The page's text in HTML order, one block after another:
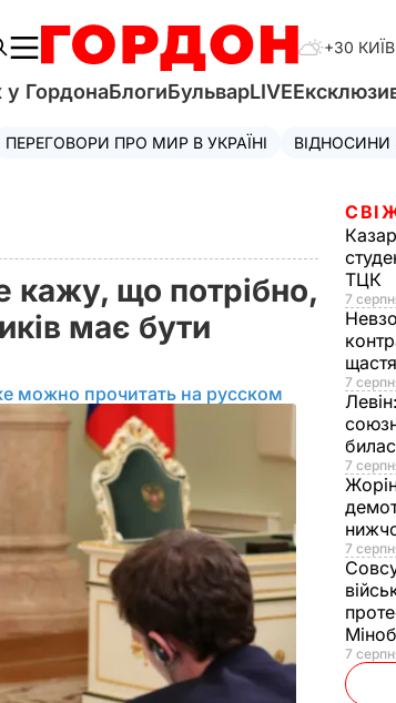
+30 КИЇВ
у ГордонаБлогиБульварLIVE
ПЕРЕГОВОРИ ПРО МИР В УКРАЇНІ
кажу, що потрібно,
має бути
можно прочитать на русском
ТЦК
7
щастя
7
Левін:
7
7
7